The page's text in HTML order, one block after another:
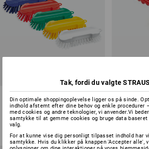
5 farver
fra 66,25 kr.
1 version
fra 32,50
Tak, fordi du valgte
Din optimale shoppingoplevelse ligger os på sinde.
indhold afstemt efter dine behov og enkle procedurer
med cookies og andre teknologier, vi anvender.Vi
samtykke til at gemme cookies og bruge data baseret
valg.
For at kunne vise dig personligt tilpasset indhold har
samtykke. Hvis du klikker på knappen 'Accepter alle',